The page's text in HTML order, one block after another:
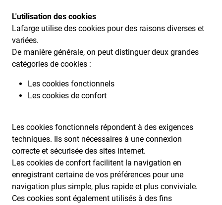
L'utilisation des cookies
Lafarge utilise des cookies pour des raisons diverses et
variées.
De manière générale, on peut distinguer deux grandes
catégories de cookies :
Les cookies fonctionnels
Les cookies de confort
Les cookies fonctionnels répondent à des exigences
techniques. Ils sont nécessaires à une connexion
correcte et sécurisée des sites internet.
Les cookies de confort facilitent la navigation en
enregistrant certaine de vos préférences pour une
navigation plus simple, plus rapide et plus conviviale.
Ces cookies sont également utilisés à des fins